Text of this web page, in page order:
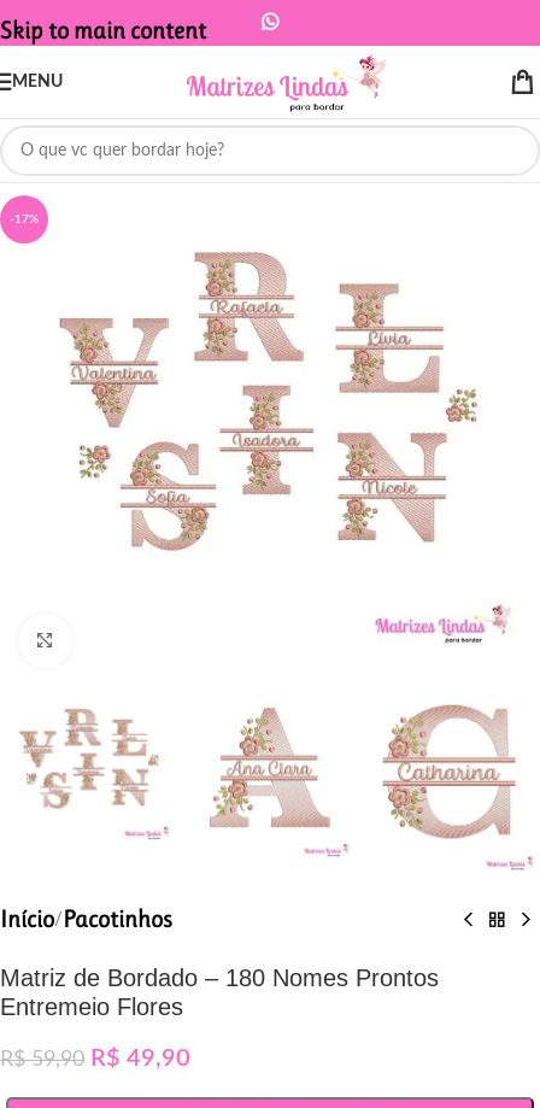
Skip to main content
MENU
-17%
Início/ Pacotinhos
Matriz de Bordado – 180 Nomes Prontos
Entremeio Flores
R$59,90 R$ 49,90